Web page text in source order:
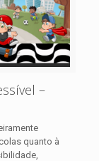
–
quanto à